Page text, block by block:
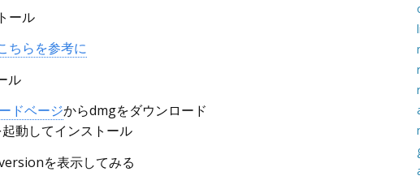
ール
ちらを参考に
ル
ドベージからdmgをダウンロード
動してインストール
を表示してみる